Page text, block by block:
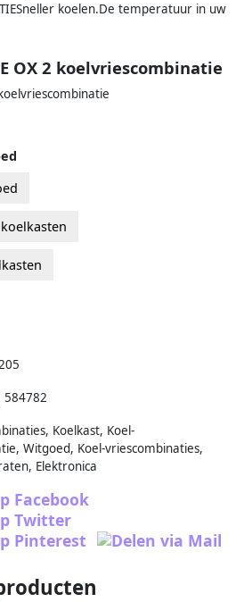
koelen.De temperatuur in uw
OX 2 koelvriescombinatie
584782
Koelkast, Koel-
Witgoed, Koel-vriescombinaties,
Elektronica